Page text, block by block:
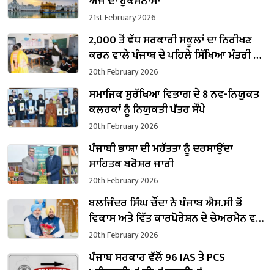
21st February 2026
2,000 ਤੋਂ ਵੱਧ ਸਰਕਾਰੀ ਸਕੂਲਾਂ ਦਾ ਨਿਰੀਖਣ
ਕਰਨ ਵਾਲੇ ਪੰਜਾਬ ਦੇ ਪਹਿਲੇ ਸਿੱਖਿਆ ਮੰਤਰੀ ਬਣੇ
ਹਰਜੋਤ ਸਿੰਘ ਬੈਂਸ
20th February 2026
ਸਮਾਜਿਕ ਸੁਰੱਖਿਆ ਵਿਭਾਗ ਦੇ 8 ਨਵ-ਨਿਯੁਕਤ
ਕਲਰਕਾਂ ਨੂੰ ਨਿਯੁਕਤੀ ਪੱਤਰ ਸੌਂਪੇ
20th February 2026
ਪੰਜਾਬੀ ਭਾਸ਼ਾ ਦੀ ਮਹੱਤਤਾ ਨੂੰ ਦਰਸਾਉਂਦਾ
ਸਾਹਿਤਕ ਬਰੋਸ਼ਰ ਜਾਰੀ
20th February 2026
ਬਲਜਿੰਦਰ ਸਿੰਘ ਚੌਂਦਾ ਨੇ ਪੰਜਾਬ ਐਸ.ਸੀ ਭੋਂ
ਵਿਕਾਸ ਅਤੇ ਵਿੱਤ ਕਾਰਪੋਰੇਸ਼ਨ ਦੇ ਚੇਅਰਮੈਨ ਵਜੋਂ
ਸੰਭਾਲਿਆ ਕਾਰਜਭਾਰ
20th February 2026
ਪੰਜਾਬ ਸਰਕਾਰ ਵੱਲੋਂ 96 IAS ਤੇ PCS